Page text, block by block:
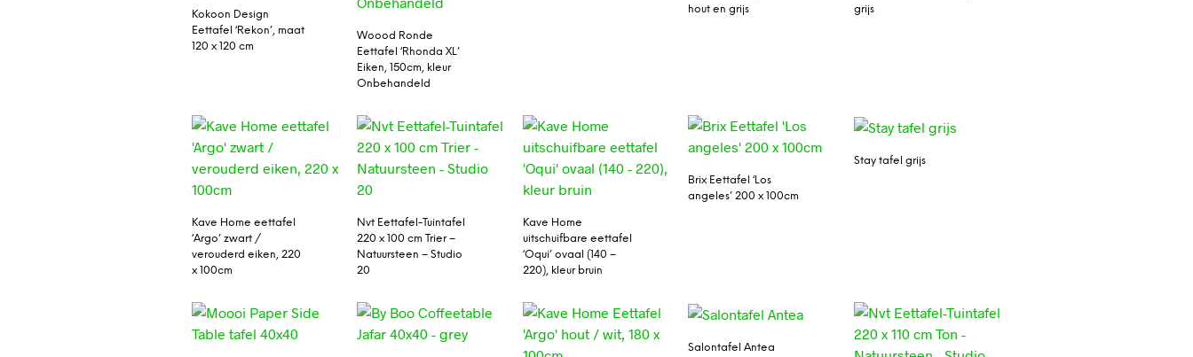
Kokoon Design
Eettafel ‘Rekon’, maat
120 x 120 cm
Woood Ronde
Eettafel ‘Rhonda XL’
Eiken, 150cm, kleur
Onbehandeld
hout en grijs
grijs
Kave Home eettafel
‘Argo’ zwart /
verouderd eiken, 220
x 100cm
Nvt Eettafel-Tuintafel
220 x 100 cm Trier –
Natuursteen – Studio
20
Kave Home
uitschuifbare eettafel
‘Oqui’ ovaal (140 –
220), kleur bruin
Brix Eettafel ‘Los
angeles’ 200 x 100cm
Stay tafel grijs
Salontafel Antea